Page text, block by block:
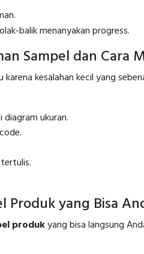
balik menanyakan progress.
Sampel dan Cara
kesalahan kecil yang
ukuran.
Produk yang Bisa
produkyang bisa langsung